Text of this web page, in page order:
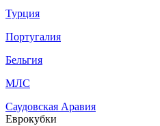
Турция
Португалия
Бельгия
МЛС
Саудовская Аравия
Еврокубки